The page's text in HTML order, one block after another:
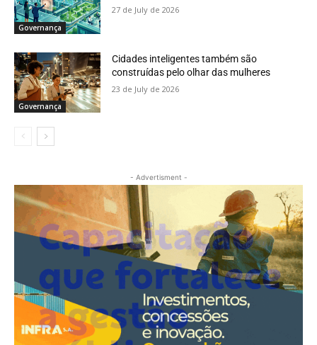
Governança
27 de July de 2026
Governança
Cidades inteligentes também são
construídas pelo olhar das mulheres
23 de July de 2026
- Advertisment -